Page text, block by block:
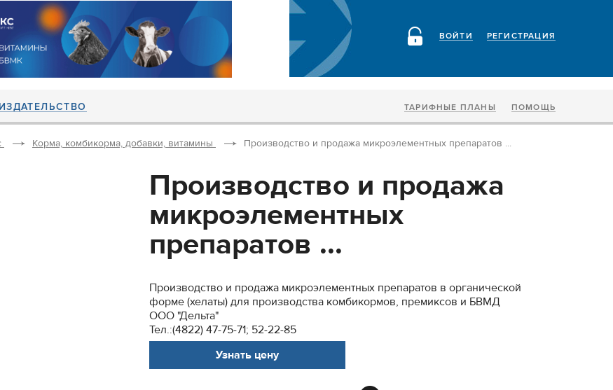
РЕГИСТРАЦИЯ
ВОЙТИ
ИЗДАТЕЛЬСТВО ТАРИФНЫЕ ПЛАНЫ ПОМОЩЬ
Корма, комбикорма, добавки, витамины Производство и продажа микроэлементных препаратов ...
Производство и продажа
микроэлементных
препаратов ...
Производство и продажа микроэлементных препаратов в органической
форме (хелаты) для производства комбикормов, премиксов и БВМД
ООО "Дельта"
Тел.:(4822) 47-75-71; 52-22-85
Узнать цену